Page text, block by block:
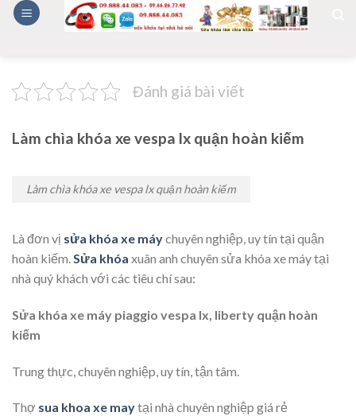
Skip
Đánh giá bài viết
Làm chìa khóa xe vespa lx quận hoàn kiếm
Làm chìa khóa xe vespa lx quận hoàn kiếm
Là đơn vị sửa khóa xe máychuyên nghiệp, uy tín tại quận
hoàn kiếm.Sửa khóa xuân anh chuyên sửa khóa xe máy tại
nhà quý khách với các tiêu chí sau:
Sửa khóa xe máy piaggio vespa lx, liberty quận hoàn
kiếm
Trung thực, chuyên nghiệp, uy tín, tận tâm.
Thợ sua khoa xe maytại nhà chuyên nghiệp giá rẻ